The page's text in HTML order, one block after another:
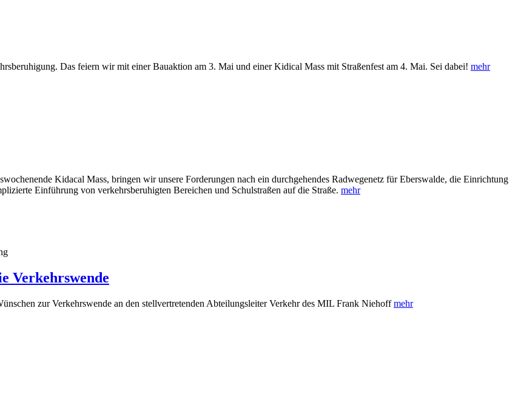
Das feiern wir mit einer Bauaktion am 3. Mai und einer Kidical Mass mit Straßenfest am 4. Mai. Sei dabei! mehr
Kidacal Mass, bringen wir unsere Forderungen nach ein durchgehendes Radwegenetz für Eberswalde, die Einrichtung
Einführung von verkehrsberuhigten Bereichen und Schulstraßen auf die Straße. mehr
Verkehrswende
zur Verkehrswende an den stellvertretenden Abteilungsleiter Verkehr des MIL Frank Niehoffmehr